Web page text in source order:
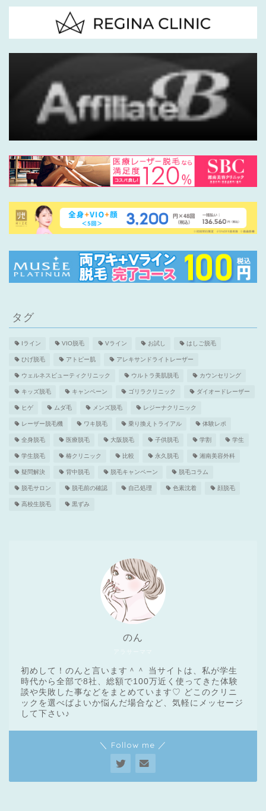
タグ
Iライン VIO脱毛 Vライン お試し はしご脱毛
ひげ脱毛 アトピー肌 アレキサンドライトレーザー
ウェルネスビューティクリニック ウルトラ美肌脱毛 カウンセリング
キッズ脱毛 キャンペーン ゴリラクリニック ダイオードレーザー
ヒゲ ムダ毛 メンズ脱毛 レジーナクリニック
レーザー脱毛機 ワキ脱毛 乗り換えトライアル 体験レポ
全身脱毛 医療脱毛 大阪脱毛 子供脱毛 学割 学生
学生脱毛 椿クリニック 比較 永久脱毛 湘南美容外科
疑問解決 背中脱毛 脱毛キャンペーン 脱毛コラム
脱毛サロン 脱毛前の確認 自己処理 色素沈着 顔脱毛
高校生脱毛 黒ずみ
のん
初めして！のんと言います＾＾ 当サイトは、私が学生
時代から全部で8社、総額で100万近く使ってきた体験
談や失敗した事などをまとめています♡ どこのクリニ
ックを選べばよいか悩んだ場合など、気軽にメッセージ
して下さい♪
＼ Follow me ／クリニック一覧
脱毛体験レポート